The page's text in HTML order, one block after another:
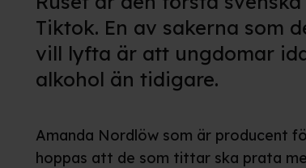
Tiktok. En av sakerna som
vill lyfta är att ungdomar
alkohol än tidigare.
Amanda Nordlöw som är producent
hoppas att de som tittar ska prata